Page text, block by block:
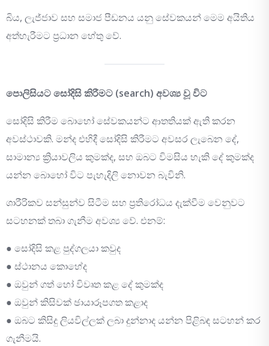
බිය, ලැජ්ජාව සහ සමාජ පීඩනය යනු සේවකයන් මෙම අයිතිය
අත්හැරීමට ප්‍රධාන හේතු වේ.
පොලිසියට සෝදිසි කිරීමට (search) අවශ්‍ය වූ විට
සෝදිසි කිරීම බොහෝ සේවකයන්ට ආතතියක් ඇති කරන
අවස්ථාවකි. මන්ද එහිදී සෝදිසි කිරීමට අවසර ලැබෙන දේ,
සාමාන්‍ය ක්‍රියාවලිය කුමක්ද, සහ ඔබට විමසිය හැකි දේ කුමක්ද
යන්න බොහෝ විට පැහැදිලි නොවන බැවිනි.
ශාරීරිකව සන්සුන්ව සිටීම සහ ප්‍රතිරෝධය දැක්වීම වෙනුවට
සටහනක් තබා ගැනීම අවශ්‍ය වේ. එනම්:
● සෝදිසි කළ පුද්ගලයා කවුද
● ස්ථානය කොහේද
● ඔවුන් ගත් හෝ විවෘත කළ දේ කුමක්ද
● ඔවුන් කිසිවක් ඡායාරූපගත කළාද
● ඔබට කිසිදු ලියවිල්ලක් ලබා දුන්නාද යන්න පිළිබඳ සටහන් කර
ගැනීමයි.